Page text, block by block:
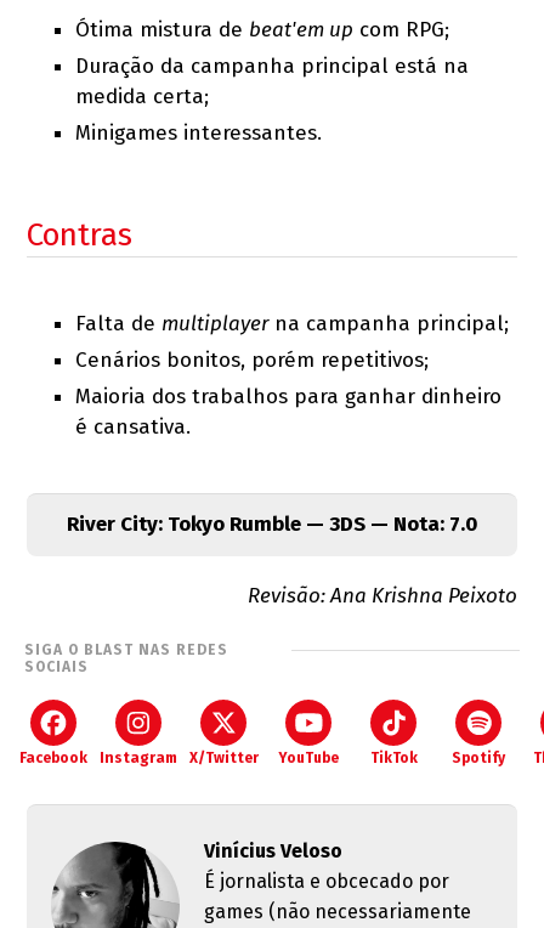
Ótima mistura de beat'em up com RPG;
Duração da campanha principal está na
medida certa;
Minigames interessantes.
Contras
Falta de multiplayerna campanha principal;
Cenários bonitos, porém repetitivos;
Maioria dos trabalhos para ganhar dinheiro
é cansativa.
River City: Tokyo Rumble — 3DS — Nota: 7.0
Revisão: Ana Krishna Peixoto
SIGA O BLAST NAS REDES
SOCIAIS
Facebook Instagram X/Twitter YouTube TikTok Spotify
Vinícius Veloso
É jornalista e obcecado por
games (não necessariamente